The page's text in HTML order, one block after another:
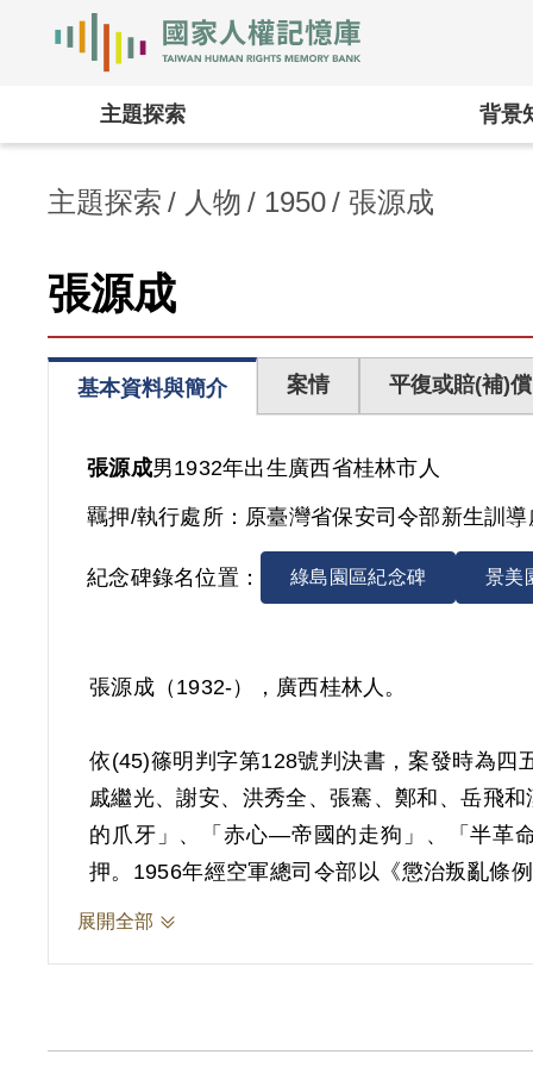
主題探索 背景
主題探索 人物 1950 張源成
張源成
基本資料與簡介 案情 平復或賠(補)償
張源成男1932年出生 廣西省桂林市人
羈押/執行處所： 原臺灣省保安司令部新生訓
紀念碑錄名位置： 綠島園區紀念碑 景美
張源成（1932-），廣西桂林人。
依(45)篠明判字第128號判決書，案發時為四
戚繼光、謝安、洪秀全、張騫、鄭和、岳飛
的爪牙」、「赤心—帝國的走狗」、「半革
押。1956年經空軍總司令部以《懲治叛亂條
總司令部職業訓導處第三總隊強制工作。1964
展開全部